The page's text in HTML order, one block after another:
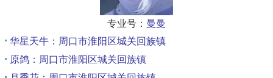
专业号： 曼曼
华星天牛：周口市淮阳区城关回族镇
原鸽：周口市淮阳区城关回族镇